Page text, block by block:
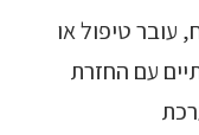
עובר טיפול או
עם החזרת